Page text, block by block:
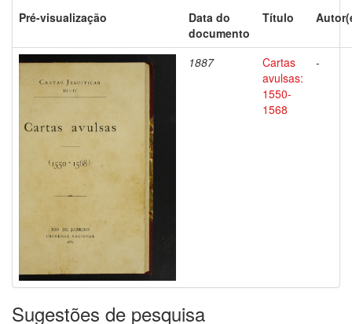
Pré-visualização
Data do
documento
Título
1887
Cartas
avulsas:
1550-
1568
-
Sugestões de pesquisa